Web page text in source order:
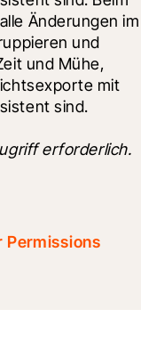
Änderungen im
und
und Mühe,
mit
sind.
erforderlich.
Permissions